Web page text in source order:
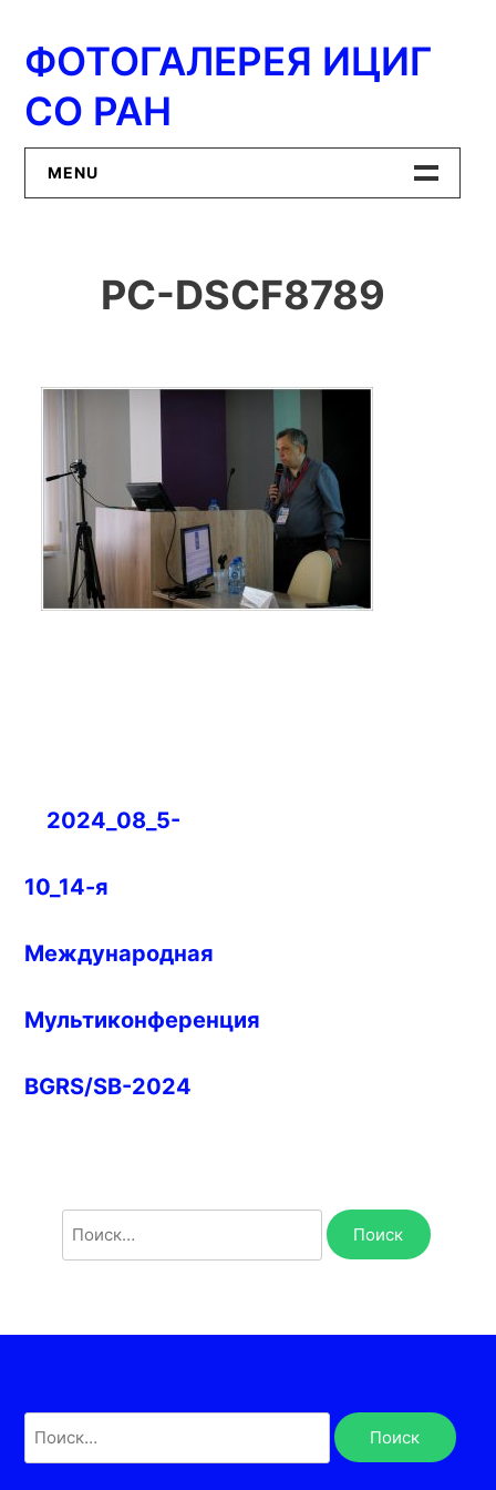
содержимому
ФОТОГАЛЕРЕЯ ИЦИГ
СО РАН
MENU
ИЦиГ СО РАН
PC-DSCF8789
Навигация
записям
2024_08_5-
10_14-я
Международная
Мультиконференция
BGRS/SB-2024
Найти: